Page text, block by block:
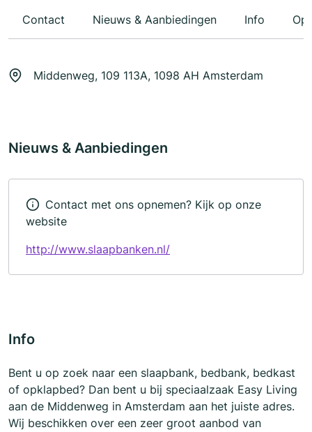
Contact Nieuws & Aanbiedingen Info
Middenweg, 109 113A, 1098 AH Amsterdam
Nieuws & Aanbiedingen
Contact met ons opnemen? Kijk op onze
website
http://www.slaapbanken.nl/
Info
Bent u op zoek naar een slaapbank, bedbank, bedkast
of opklapbed? Dan bent u bij speciaalzaak Easy Living
aan de Middenweg in Amsterdam aan het juiste adres.
Wij beschikken over een zeer groot aanbod van